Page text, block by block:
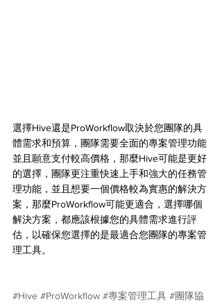
選擇Hive還是ProWorkflow取決於您團隊的具
體需求和預算，團隊需要全面的專案管理功能
並且願意支付較高價格，那麼Hive可能是更好
的選擇，團隊更注重快速上手和強大的任務管
理功能，並且想要一個價格較為實惠的解決方
案，那麼ProWorkflow可能更適合，選擇哪個
解決方案，都應該根據您的具體需求進行評
估，以確保您選擇的是最適合您團隊的專案管
理工具。
#Hive #ProWorkflow #專案管理工具 #團隊協